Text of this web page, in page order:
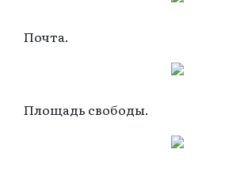
Почта.
Площадь свободы.